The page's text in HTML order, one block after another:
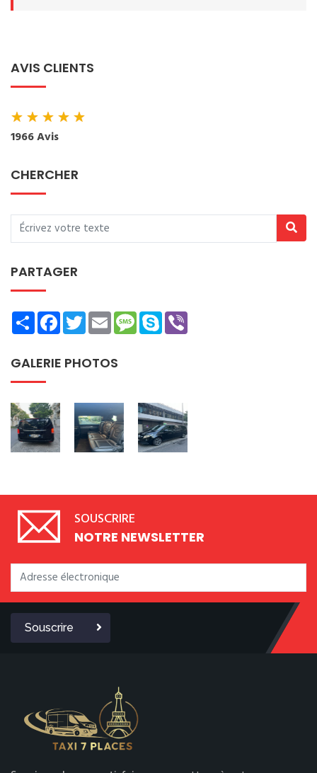
AVIS CLIENTS
★★★★★
1966 Avis
CHERCHER
PARTAGER
ShareFacebookTwitterEmailMessage
Skype
GALERIE PHOTOS
SOUSCRIRE
NOTRE NEWSLETTER
Souscrire